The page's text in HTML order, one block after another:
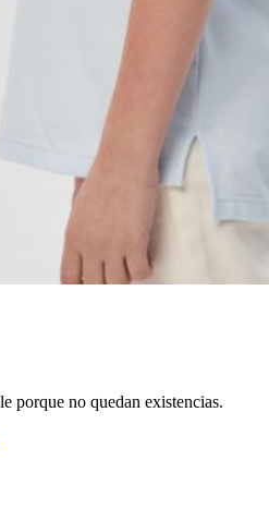
porque no quedan existencias.